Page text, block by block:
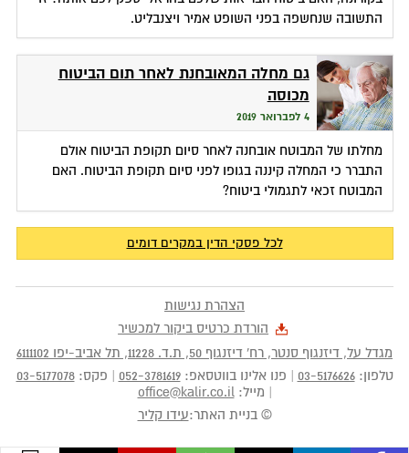
התשובה שנחשפה בפני השופט אמיר ויצנבליט.
גם מחלה המאובחנת לאחר תום הביטוח
מכוסה
4 לפברואר 2019
מחלתו של המבוטח אובחנה לאחר סיום תקופת הביטוח אולם
התברר כי המחלה קיננה בגופו לפני סיום תקופת הביטוח. האם
המבוטח זכאי לתגמולי ביטוח?
לכל פסקי הדין במקרים דומים
הצהרת נגישות
הורדת כרטיס ביקור למכשיר
מגדל על, דיזנגוף סנטר, רח' דיזנגוף 50
, ת.ד. 11228
, תל אביב-יפו 6111102
טלפון:03-5176626 פנו אלינו בווטסאפ:052-3781619 פקס:03-5177078
מייל:office@kalir.co.il
© בניית האתר:עידו קליר